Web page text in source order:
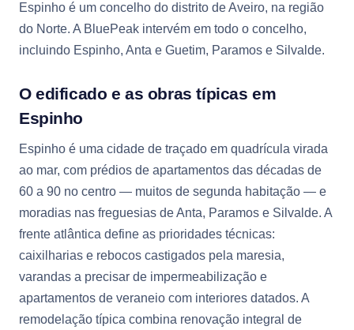
Espinho é um concelho do distrito de Aveiro, na região
do Norte. A BluePeak intervém em todo o concelho,
incluindo Espinho, Anta e Guetim, Paramos e Silvalde.
O edificado e as obras típicas em
Espinho
Espinho é uma cidade de traçado em quadrícula virada
ao mar, com prédios de apartamentos das décadas de
60 a 90 no centro — muitos de segunda habitação — e
moradias nas freguesias de Anta, Paramos e Silvalde. A
frente atlântica define as prioridades técnicas:
caixilharias e rebocos castigados pela maresia,
varandas a precisar de impermeabilização e
apartamentos de veraneio com interiores datados. A
remodelação típica combina renovação integral de